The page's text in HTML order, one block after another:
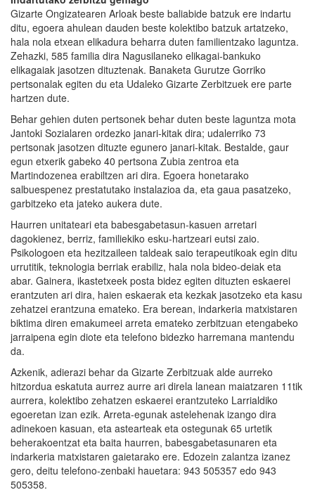
Gizarte Ongizatearen Arloak beste baliabide batzuk ere indartu
ditu, egoera ahulean dauden beste kolektibo batzuk artatzeko,
hala nola etxean elikadura beharra duten familientzako laguntza.
Zehazki, 585 familia dira Nagusilaneko elikagai-bankuko
elikagaiak jasotzen dituztenak. Banaketa Gurutze Gorriko
pertsonalak egiten du eta Udaleko Gizarte Zerbitzuek ere parte
hartzen dute.
Behar gehien duten pertsonek behar duten beste laguntza mota
Jantoki Sozialaren ordezko janari-kitak dira; udalerriko 73
pertsonak jasotzen dituzte egunero janari-kitak. Bestalde, gaur
egun etxerik gabeko 40 pertsona Zubia zentroa eta
Martindozenea erabiltzen ari dira. Egoera honetarako
salbuespenez prestatutako instalazioa da, eta gaua pasatzeko,
garbitzeko eta jateko aukera dute.
Haurren unitateari eta babesgabetasun-kasuen arretari
dagokienez, berriz, familiekiko esku-hartzeari eutsi zaio.
Psikologoen eta hezitzaileen taldeak saio terapeutikoak egin ditu
urrutitik, teknologia berriak erabiliz, hala nola bideo-deiak eta
abar. Gainera, ikastetxeek posta bidez egiten dituzten eskaerei
erantzuten ari dira, haien eskaerak eta kezkak jasotzeko eta kasu
zehatzei erantzuna emateko. Era berean, indarkeria matxistaren
biktima diren emakumeei arreta emateko zerbitzuan etengabeko
jarraipena egin diote eta telefono bidezko harremana mantendu
da.
Azkenik, adierazi behar da Gizarte Zerbitzuak alde aurreko
hitzordua eskatuta aurrez aurre ari direla lanean maiatzaren 11tik
aurrera, kolektibo zehatzen eskaerei erantzuteko Larrialdiko
egoeretan izan ezik. Arreta-egunak astelehenak izango dira
adinekoen kasuan, eta astearteak eta ostegunak 65 urtetik
beherakoentzat eta baita haurren, babesgabetasunaren eta
indarkeria matxistaren gaietarako ere. Edozein zalantza izanez
gero, deitu telefono-zenbaki hauetara: 943 505357 edo 943
505358.